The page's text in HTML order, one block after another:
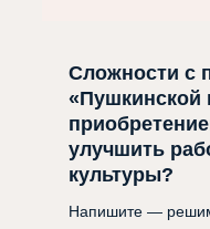
Сложности с
«Пушкинской
улучшить
культуры?
Напишите —